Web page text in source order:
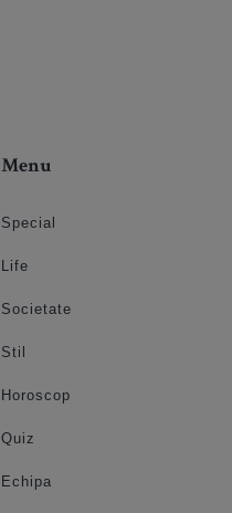
Menu
Special
Life
Societate
Stil
Horoscop
Quiz
Echipa